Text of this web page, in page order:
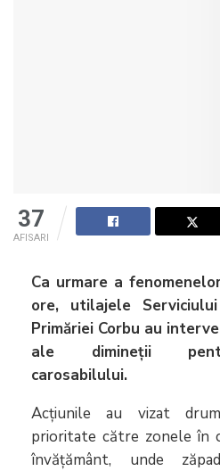
37
AFISARI
Ca urmare a
ore, utilajele
Primăriei Corbu au
ale dimineții
carosabilului.
Acțiunile au vizat
prioritate către zonele în
învățământ, unde